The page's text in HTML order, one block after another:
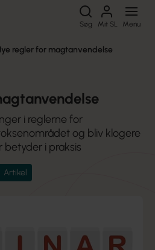
Søg Mit SL Menu
Søg
regler for magtanvendelse
i reglerne for
og bliv klogere
betyder i praksis
Artikel